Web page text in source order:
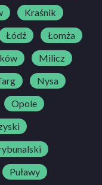
Kraśnik
Łódź
Łomża
Milicz
Nysa
Opole
Puławy